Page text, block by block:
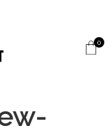
0